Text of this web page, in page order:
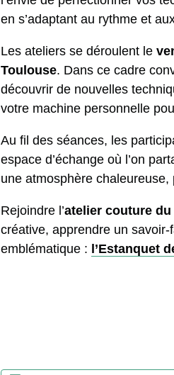
en s’adaptant au rythme et
Les ateliers se déroulent le
Toulouse. Dans ce cadre
découvrir de nouvelles
votre machine personnelle
Au fil des séances, les
espace d’échange où l’on
une atmosphère
Rejoindre l’atelier couture du
créative, apprendre un
emblématique : l’Estanquet